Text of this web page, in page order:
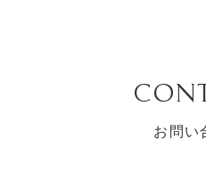
お問い